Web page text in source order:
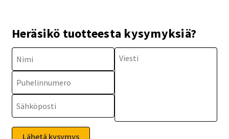
Heräsikö tuotteesta kysymyksiä?